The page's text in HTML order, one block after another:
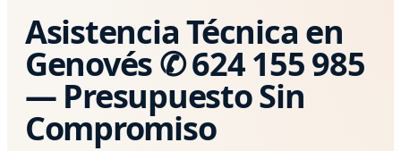
Asistencia Técnica en
Genovés ✆ 624 155 985
— Presupuesto Sin
Compromiso